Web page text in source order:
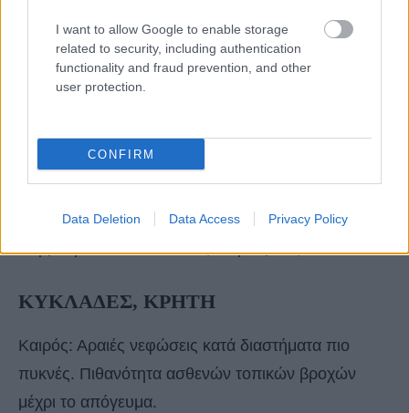
I want to allow Google to enable storage
related to security, including authentication
functionality and fraud prevention, and other
user protection.
CONFIRM
Data Deletion Data Access Privacy Policy
ΘΕΣΣΑΛΙΑ
βροχές ή μεμονωμένες καταιγίδες τις μεσημβρινές
και απογευματινές ώρες.
από το απόγευμα δυτικοί με την ίδια ένταση
Θερμοκρασία: Από 13 έως 25 βαθμούς Κελσίου.
ΚΥΚΛΑΔΕΣ, ΚΡΗΤΗ
Καιρός: Αραιές νεφώσεις κατά διαστήματα πιο
πυκνές. Πιθανότητα ασθενών τοπικών βροχών
μέχρι το απόγευμα.